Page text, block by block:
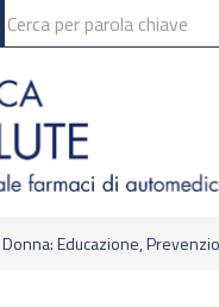
Educazione,